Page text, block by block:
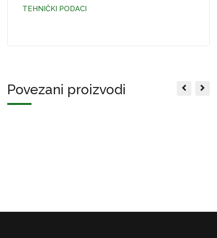
TEHNIČKI PODACI
Povezani proizvodi